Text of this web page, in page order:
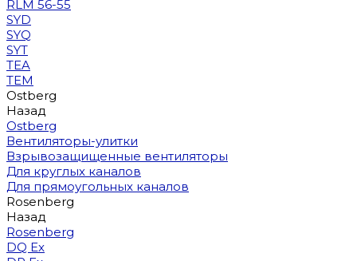
RLM 56-55
SYD
SYQ
SYT
TEA
TEM
Ostberg
Назад
Ostberg
Вентиляторы-улитки
Взрывозащищенные вентиляторы
Для круглых каналов
Для прямоугольных каналов
Rosenberg
Назад
Rosenberg
DQ Ex